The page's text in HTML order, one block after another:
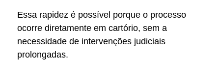
Essa rapidez é possível porque o processo
ocorre diretamente em cartório, sem a
necessidade de intervenções judiciais
prolongadas.